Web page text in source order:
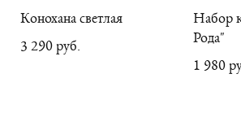
Конохана светлая
3 290 pуб.
Набор
Рода"
1 980